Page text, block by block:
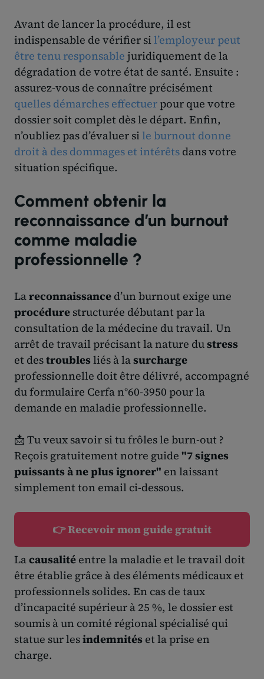
Avant de lancer la procédure, il est
indispensable de vérifier sil’employeur peut
être tenu responsable juridiquement de la
dégradation de votre état de santé. Ensuite :
assurez-vous de connaître précisément
quelles démarches effectuer pour que votre
dossier soit complet dès le départ. Enfin,
n’oubliez pas d’évaluer sile burnout donne
droit à des dommages et intérêts dans votre
situation spécifique.
Comment obtenir la
reconnaissance d’un burnout
comme maladie
professionnelle ?
Lareconnaissance d’un burnout exige une
procédure structurée débutant par la
consultation de la médecine du travail. Un
arrêt de travail précisant la nature dustress
et destroublesliés à lasurcharge
professionnelle doit être délivré, accompagné
du formulaire Cerfa n°60-3950 pour la
demande en maladie professionnelle.
📩 Tu veux savoir si tu frôles le burn-out ?
Reçois gratuitement notre guide "7 signes
puissants à ne plus ignorer" en laissant
simplement ton email ci-dessous.
👉 Recevoir mon guide gratuit
Lacausalité entre la maladie et le travail doit
être établie grâce à des éléments médicaux et
professionnels solides. En cas de taux
d’incapacité supérieur à 25 %, le dossier est
soumis à un comité régional spécialisé qui
statue sur lesindemnités et la prise en
charge.